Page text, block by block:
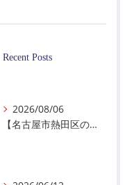
Recent Posts
2026/08/06
【名古屋市熱田区の警備会社】夏季休業のお知らせ